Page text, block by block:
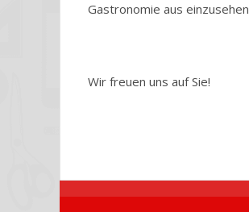
Gastronomie aus einzusehen
Wir freuen uns auf Sie!